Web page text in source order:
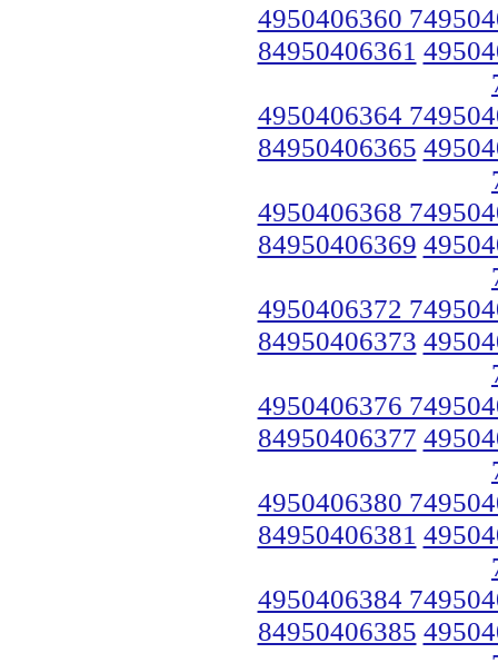
4950406360
84950406361
4950406364
84950406365
4950406368
84950406369
4950406372
84950406373
4950406376
84950406377
4950406380
84950406381
4950406384
84950406385